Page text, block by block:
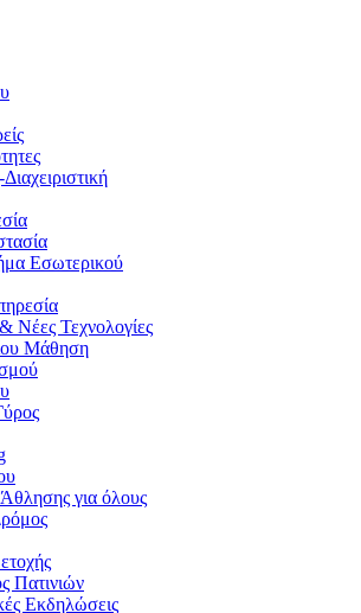
Εσωτερικού
Νέες Τεχνολογίες
Μάθηση
για όλους
Πατινιών
Εκδηλώσεις